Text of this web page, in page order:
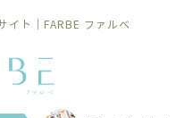
イト｜FARBE ファルベ